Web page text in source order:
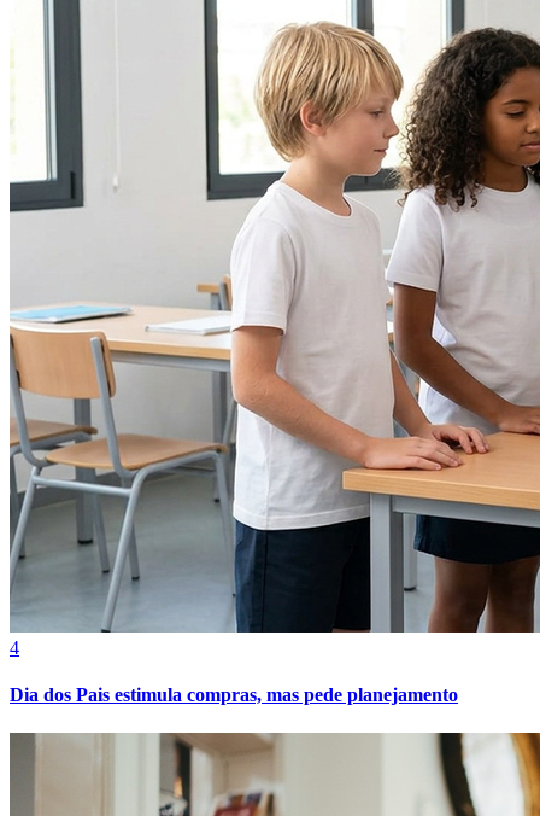
Internacional
4
Dia dos Pais estimula compras, mas pede planejamento